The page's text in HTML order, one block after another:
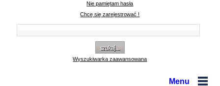
Nie pamiętam hasła
Chcę się zarejestrować !
szukaj...
Wyszukiwarka zaawansowana
Menu